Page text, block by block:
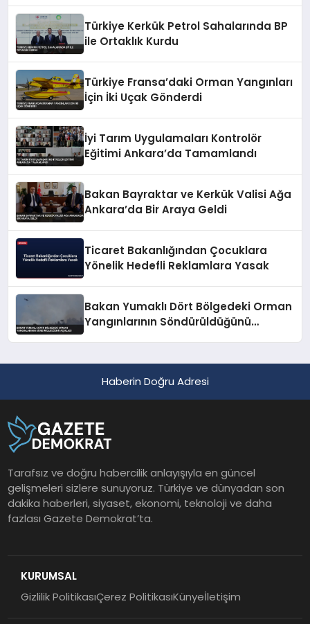
Türkiye Kerkük Petrol Sahalarında BP
ile Ortaklık Kurdu
Türkiye Fransa’daki Orman Yangınları
İçin İki Uçak Gönderdi
İyi Tarım Uygulamaları Kontrolör
Eğitimi Ankara’da Tamamlandı
Bakan Bayraktar ve Kerkük Valisi Ağa
Ankara’da Bir Araya Geldi
Ticaret Bakanlığından Çocuklara
Yönelik Hedefli Reklamlara Yasak
Bakan Yumaklı Dört Bölgedeki Orman
Yangınlarının Söndürüldüğünü
Haberin Doğru Adresi
Tarafsız ve doğru habercilik anlayışıyla en güncel
gelişmeleri sizlere sunuyoruz. Türkiye ve dünyadan son
dakika haberleri, siyaset, ekonomi, teknoloji ve daha
fazlası Gazete Demokrat’ta.
KURUMSAL
Gizlilik PolitikasıÇerez PolitikasıKünyeİletişim